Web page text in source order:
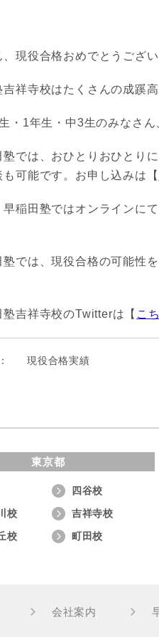
現役合格おめでとうござい
吉祥寺校はたくさんの成蹊
・1年生・中3生のみなさん
では、おひとりおひとり
も可能です。お申し込みは【
稲田塾ではオンラインに
では、現役合格の可能性
吉祥寺校のTwitterは【 こ
現役合格実績
東京都
四谷校
校
吉祥寺校
校
町田校
会社案内